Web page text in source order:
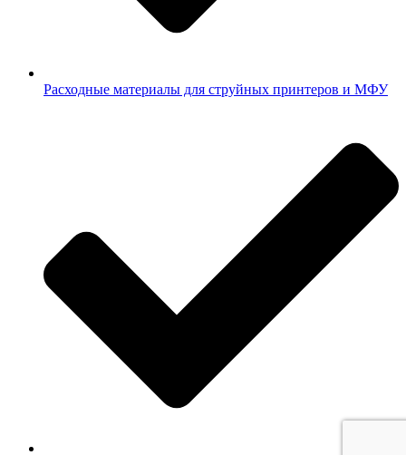
Расходные материалы для струйных принтеров и МФУ